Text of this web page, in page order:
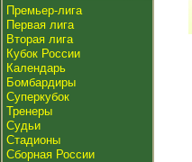
Премьер-лига
Первая лига
Вторая лига
Кубок России
Календарь
Бомбардиры
Суперкубок
Тренеры
Судьи
Стадионы
Сборная России